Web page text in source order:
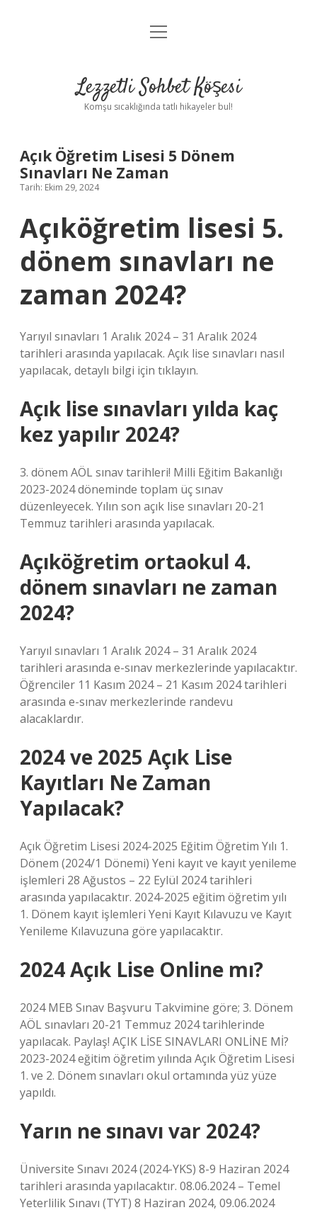
Anasayfa
Yasal Uyarı
menüyü
Lezzetli Sohbet Köşesi
Komşu sıcaklığında tatlı hikayeler bul!
Açık Öğretim Lisesi 5 Dönem
Sınavları Ne Zaman
Tarih: Ekim 29, 2024
Açıköğretim lisesi 5.
dönem sınavları ne
zaman 2024?
Yarıyıl sınavları 1 Aralık 2024 – 31 Aralık 2024
tarihleri ​​arasında yapılacak. Açık lise sınavları nasıl
yapılacak, detaylı bilgi için tıklayın.
Açık lise sınavları yılda kaç
kez yapılır 2024?
3. dönem AÖL sınav tarihleri! Milli Eğitim Bakanlığı
2023-2024 döneminde toplam üç sınav
düzenleyecek. Yılın son açık lise sınavları 20-21
Temmuz tarihleri ​​arasında yapılacak.
Açıköğretim ortaokul 4.
dönem sınavları ne zaman
2024?
Yarıyıl sınavları 1 Aralık 2024 – 31 Aralık 2024
tarihleri ​​arasında e-sınav merkezlerinde yapılacaktır.
Öğrenciler 11 Kasım 2024 – 21 Kasım 2024 tarihleri ​​
arasında e-sınav merkezlerinde randevu
alacaklardır.
2024 ve 2025 Açık Lise
Kayıtları Ne Zaman
Yapılacak?
Açık Öğretim Lisesi 2024-2025 Eğitim Öğretim Yılı 1.
Dönem (2024/1 Dönemi) Yeni kayıt ve kayıt yenileme
işlemleri 28 Ağustos – 22 Eylül 2024 tarihleri ​​
arasında yapılacaktır. 2024-2025 eğitim öğretim yılı
1. Dönem kayıt işlemleri Yeni Kayıt Kılavuzu ve Kayıt
Yenileme Kılavuzuna göre yapılacaktır.
2024 Açık Lise Online mı?
2024 MEB Sınav Başvuru Takvimine göre; 3. Dönem
AÖL sınavları 20-21 Temmuz 2024 tarihlerinde
yapılacak. Paylaş! AÇIK LİSE SINAVLARI ONLİNE Mİ?
2023-2024 eğitim öğretim yılında Açık Öğretim Lisesi
1. ve 2. Dönem sınavları okul ortamında yüz yüze
yapıldı.
Yarın ne sınavı var 2024?
Üniversite Sınavı 2024 (2024-YKS) 8-9 Haziran 2024
tarihleri ​​arasında yapılacaktır. 08.06.2024 – Temel
Yeterlilik Sınavı (TYT) 8 Haziran 2024, 09.06.2024